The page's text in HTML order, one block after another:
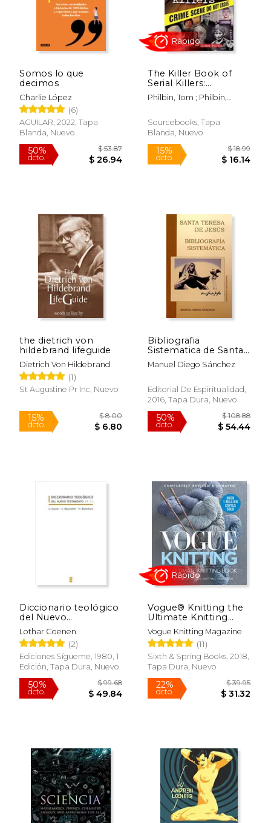
dcto. $ 17.65 dcto.
15%
dcto.
50%
dcto.
Somos lo que
decimos
Charlie López
(6)
AGUILAR, 2022, Tapa
Blanda, Nuevo
50%
dcto.
$ 53.87
$ 26.94
The Killer Book of
Serial Killers:
Incredible Stories,
Facts and Trivia from
Killers (en Inglés)
Philbin, Tom ; Philbin,
Sourcebooks, Tapa
Blanda, Nuevo
15%
dcto.
the dietrich von
hildebrand lifeguide
Dietrich Von Hildebrand
(1)
St Augustine Pr Inc, Nuevo
Bibliografia
Sistematica de Santa
Teresa de Jesus
Manuel Diego Sánchez
Editorial De Espiritualidad,
2016, Tapa Dura, Nuevo
Diccionario teológico
del Nuevo
Testamento I-II
Lothar Coenen
(2)
Ediciones Sígueme, 1980, 1
Edición, Tapa Dura, Nuevo
Vogue® Knitting the
Ultimate Knitting
Book: Completely
Revised & Updated
(en Inglés)
Vogue Knitting Magazine
(11)
Sixth & Spring Books, 2018,
Tapa Dura, Nuevo